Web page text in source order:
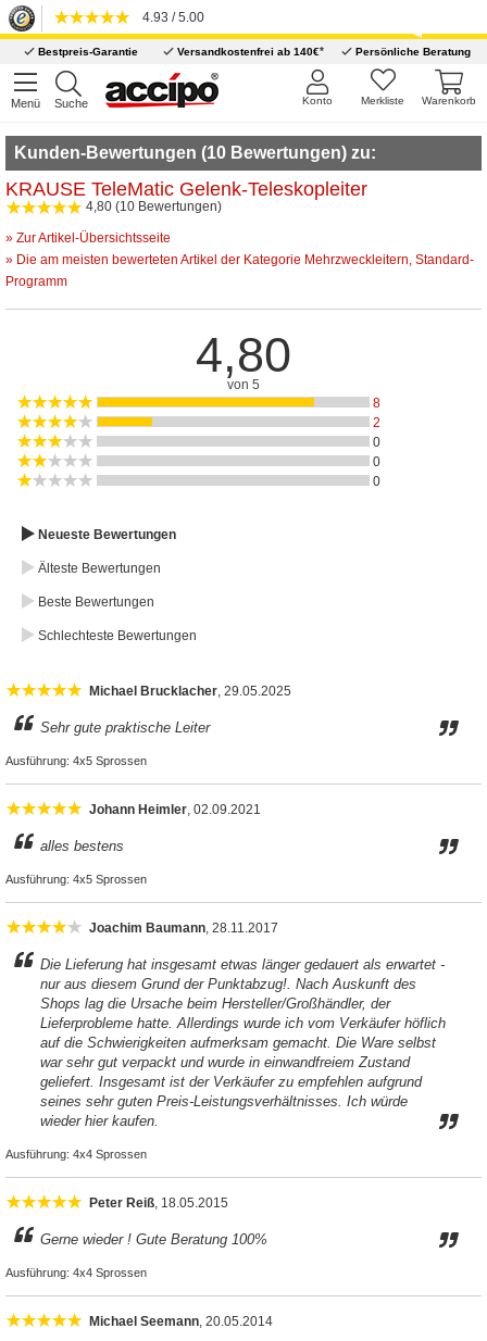
4.93 / 5.00
Bestpreis-Garantie Versandkostenfrei ab 140€* Persönliche Beratung
Menü Suche Warenkorb
Merkliste
Konto
Kunden-Bewertungen (10 Bewertungen) zu:
KRAUSE TeleMatic Gelenk-Teleskopleiter
4,80 (10 Bewertungen)
» Zur Artikel-Übersichtsseite
» Die am meisten bewerteten Artikel der Kategorie Mehrzweckleitern, Standard-
Programm
4,80
von 5
8
2
0
0
0
Neueste Bewertungen
Älteste Bewertungen
Beste Bewertungen
Schlechteste Bewertungen
Michael Brucklacher, 29.05.2025
Sehr gute praktische Leiter
Ausführung: 4x5 Sprossen
Johann Heimler, 02.09.2021
alles bestens
Ausführung: 4x5 Sprossen
Joachim Baumann, 28.11.2017
Die Lieferung hat insgesamt etwas länger gedauert als erwartet -
nur aus diesem Grund der Punktabzug!. Nach Auskunft des
Shops lag die Ursache beim Hersteller/Großhändler, der
Lieferprobleme hatte. Allerdings wurde ich vom Verkäufer höflich
auf die Schwierigkeiten aufmerksam gemacht. Die Ware selbst
war sehr gut verpackt und wurde in einwandfreiem Zustand
geliefert. Insgesamt ist der Verkäufer zu empfehlen aufgrund
seines sehr guten Preis-Leistungsverhältnisses. Ich würde
wieder hier kaufen.
Ausführung: 4x4 Sprossen
Peter Reiß, 18.05.2015
Gerne wieder ! Gute Beratung 100%
Ausführung: 4x4 Sprossen
Michael Seemann, 20.05.2014